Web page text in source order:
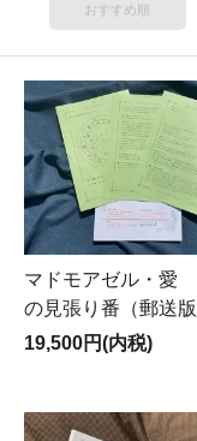
おすすめ順
マドモアゼル・愛
の見張り番（郵送
19,500円(内税)